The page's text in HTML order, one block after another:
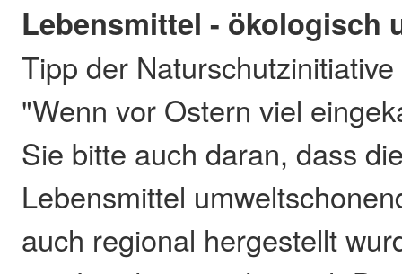
Lebensmittel - ökologisch
Tipp der
"Wenn vor Ostern viel
Sie bitte auch daran, dass
Lebensmittel
auch regional hergestellt